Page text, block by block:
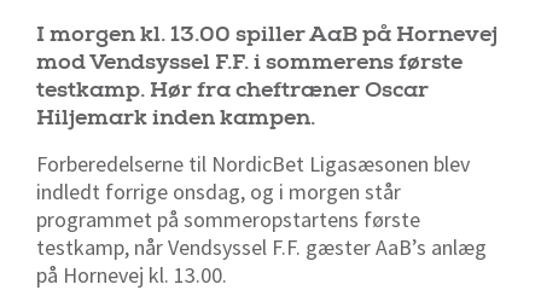
I morgen kl. 13.00 spiller AaB på Hornevej
mod Vendsyssel F.F. i sommerens første
testkamp. Hør fra cheftræner Oscar
Hiljemark inden kampen.
Forberedelserne til NordicBet Ligasæsonen blev
indledt forrige onsdag, og i morgen står
programmet på sommeropstartens første
testkamp, når Vendsyssel F.F. gæster AaB’s anlæg
på Hornevej kl. 13.00.